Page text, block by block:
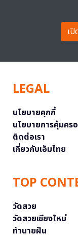
เ
LEGAL
นโยบายคุกกี้
นโยบายการคุ้มค
ติดต่อเรา
เกี่ยวกับเอ็มไทย
TOP
วัดสวย
วัดสวยเชียงใหม่
ทำนายฝัน